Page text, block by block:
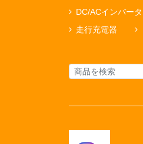
DC/ACインバータ
走行充電器